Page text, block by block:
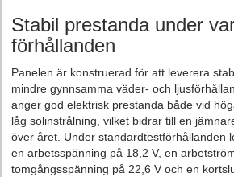
Stabil prestanda under
förhållanden
Panelen är konstruerad för att leverera
mindre gynnsamma väder- och
anger god elektrisk prestanda både vid
låg solinstrålning, vilket bidrar till en
över året. Under standardtestförhållanden
en arbetsspänning på 18,2 V, en
tomgångsspänning på 22,6 V och en